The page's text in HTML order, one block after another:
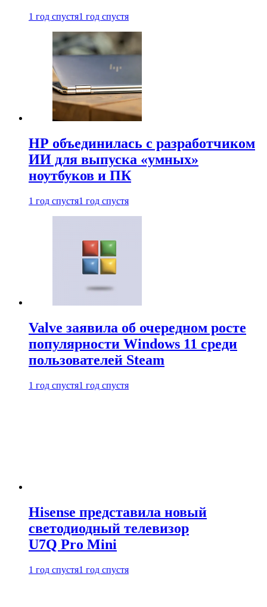
1 год спустя1 год спустя
HP объединилась с разработчиком
ИИ для выпуска «умных»
ноутбуков и ПК
1 год спустя1 год спустя
Valve заявила об очередном росте
популярности Windows 11 среди
пользователей Steam
1 год спустя1 год спустя
Hisense представила новый
светодиодный телевизор
U7Q Pro Mini
1 год спустя1 год спустя